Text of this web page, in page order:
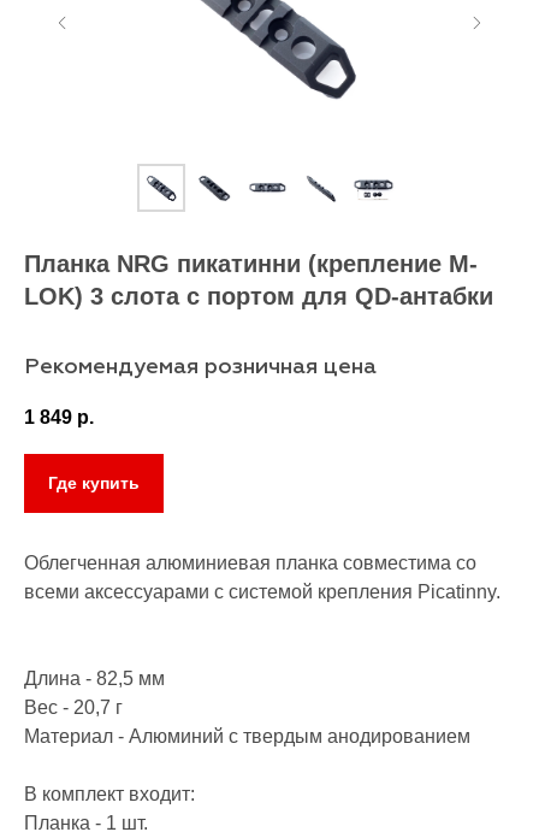
Планка NRG пикатинни (крепление M-
LOK) 3 слота с портом для QD-антабки
Рекомендуемая розничная цена
1 849 р.
Где купить
Облегченная алюминиевая планка совместима со
всеми аксессуарами с системой крепления Picatinny.
Длина - 82,5 мм
Вес - 20,7 г
Материал - Алюминий с твердым анодированием
В комплект входит:
Планка - 1 шт.